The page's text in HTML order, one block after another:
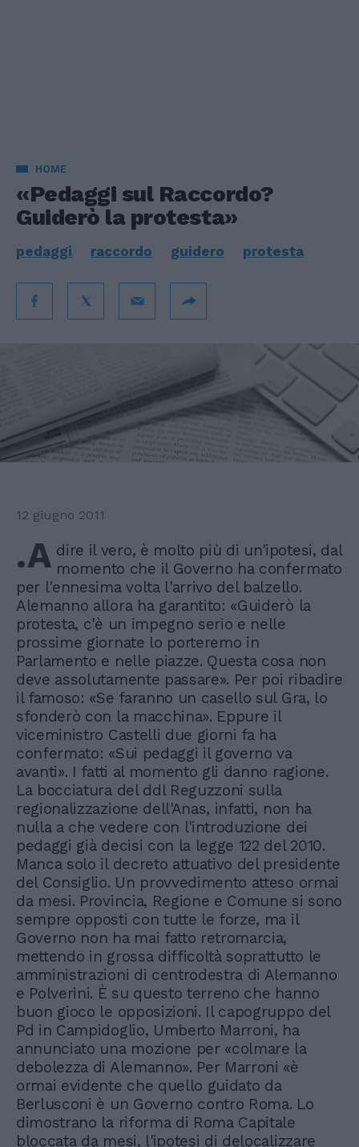
HOME
«Pedaggi sul Raccordo?
Guiderò la protesta»
pedaggi raccordo guidero protesta
12 giugno 2011
.A dire il vero, è molto più di un'ipotesi, dal
momento che il Governo ha confermato
per l'ennesima volta l'arrivo del balzello.
Alemanno allora ha garantito: «Guiderò la
protesta, c'è un impegno serio e nelle
prossime giornate lo porteremo in
Parlamento e nelle piazze. Questa cosa non
deve assolutamente passare». Per poi ribadire
il famoso: «Se faranno un casello sul Gra, lo
sfonderò con la macchina». Eppure il
viceministro Castelli due giorni fa ha
confermato: «Sui pedaggi il governo va
avanti». I fatti al momento gli danno ragione.
La bocciatura del ddl Reguzzoni sulla
regionalizzazione dell'Anas, infatti, non ha
nulla a che vedere con l'introduzione dei
pedaggi già decisi con la legge 122 del 2010.
Manca solo il decreto attuativo del presidente
del Consiglio. Un provvedimento atteso ormai
da mesi. Provincia, Regione e Comune si sono
sempre opposti con tutte le forze, ma il
Governo non ha mai fatto retromarcia,
mettendo in grossa difficoltà soprattutto le
amministrazioni di centrodestra di Alemanno
e Polverini. È su questo terreno che hanno
buon gioco le opposizioni. Il capogruppo del
Pd in Campidoglio, Umberto Marroni, ha
annunciato una mozione per «colmare la
debolezza di Alemanno». Per Marroni «è
ormai evidente che quello guidato da
Berlusconi è un Governo contro Roma. Lo
dimostrano la riforma di Roma Capitale
bloccata da mesi, l'ipotesi di delocalizzare